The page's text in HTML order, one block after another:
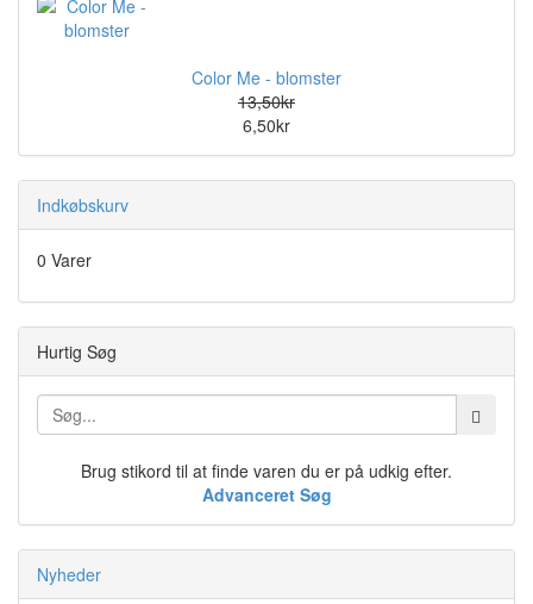
Color Me - blomster
13,50kr
6,50kr
Indkøbskurv
0 Varer
Hurtig Søg
Brug stikord til at finde varen du er på udkig efter.
Advanceret Søg
Nyheder